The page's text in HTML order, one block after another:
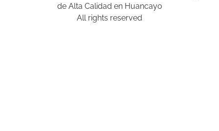
de Alta Calidad en Huancayo
All rights reserved